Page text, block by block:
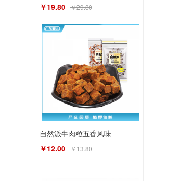
￥19.80 ￥29.80
自然派牛肉粒五香风味
￥12.00 ￥13.80